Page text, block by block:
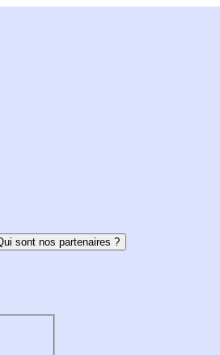
sont nos partenaires ?